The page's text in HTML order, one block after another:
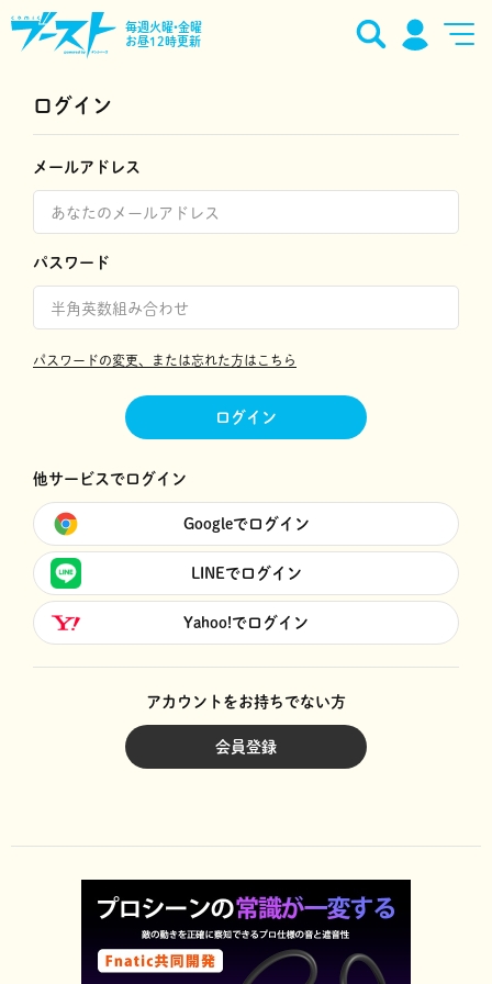
毎週火曜•金曜
お昼12時更新
ログイン
メールアドレス
パスワード
パスワードの変更、または忘れた方はこちら
ログイン
他サービスでログイン
Googleでログイン
LINEでログイン
Yahoo!でログイン
アカウントをお持ちでない方
会員登録